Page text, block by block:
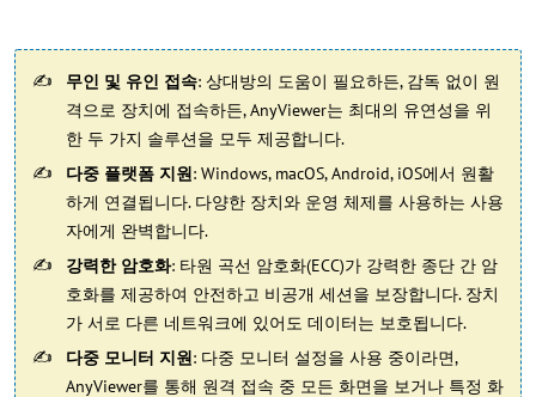
무인 및 유인 접속: 상대방의 도움이 필요하든, 감독 없이 원
격으로 장치에 접속하든, AnyViewer는 최대의 유연성을 위
한 두 가지 솔루션을 모두 제공합니다.
다중 플랫폼 지원: Windows, macOS, Android, iOS에서 원활
하게 연결됩니다. 다양한 장치와 운영 체제를 사용하는 사용
자에게 완벽합니다.
강력한 암호화: 타원 곡선 암호화(ECC)가 강력한 종단 간 암
호화를 제공하여 안전하고 비공개 세션을 보장합니다. 장치
가 서로 다른 네트워크에 있어도 데이터는 보호됩니다.
다중 모니터 지원: 다중 모니터 설정을 사용 중이라면,
AnyViewer를 통해 원격 접속 중 모든 화면을 보거나 특정 화